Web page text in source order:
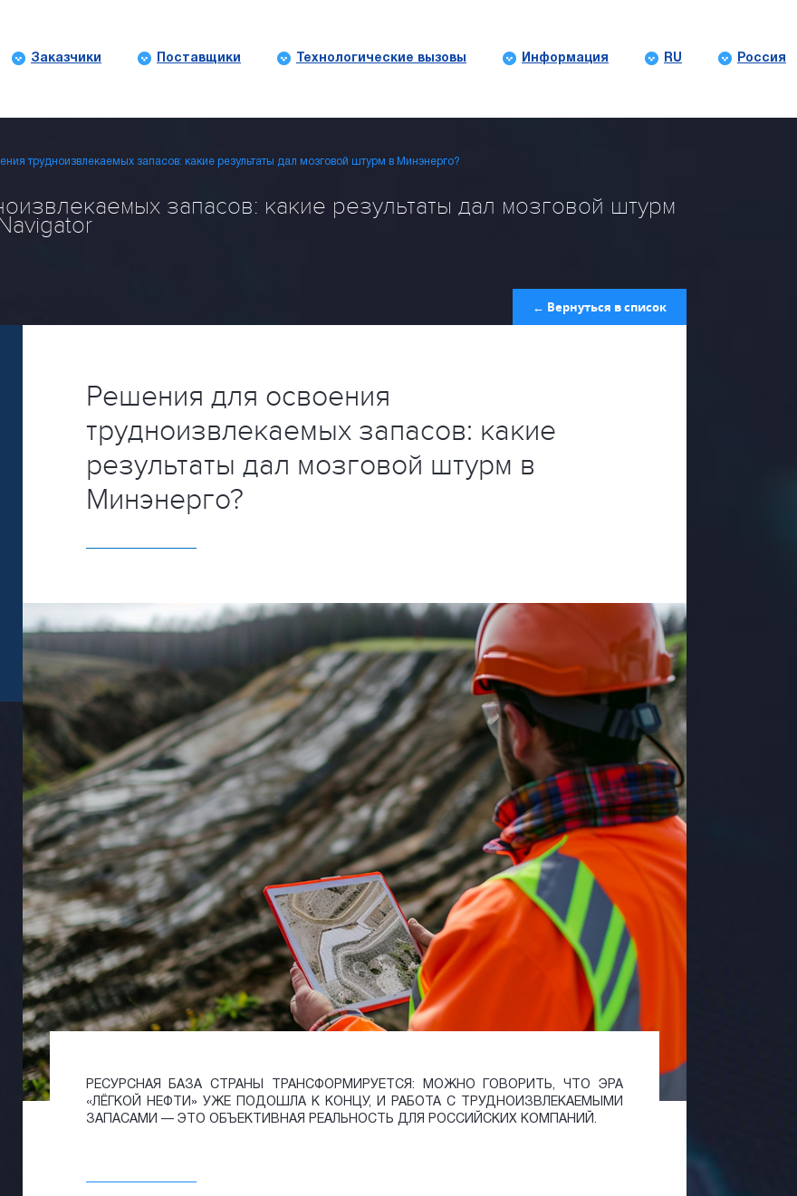
Заказчики Поставщики Технологические вызовы Информация RU Россия
трудноизвлекаемых запасов: какие результаты дал мозговой штурм в Минэнерго?
запасов: какие результаты дал мозговой штурм
← Вернуться в список
Решения для освоения
трудноизвлекаемых запасов: какие
результаты дал мозговой штурм в
Минэнерго?
РЕСУРСНАЯ БАЗА СТРАНЫ ТРАНСФОРМИРУЕТСЯ: МОЖНО ГОВОРИТЬ, ЧТО ЭРА
«ЛЁГКОЙ НЕФТИ» УЖЕ ПОДОШЛА К КОНЦУ, И РАБОТА С ТРУДНОИЗВЛЕКАЕМЫМИ
ЗАПАСАМИ — ЭТО ОБЪЕКТИВНАЯ РЕАЛЬНОСТЬ ДЛЯ РОССИЙСКИХ КОМПАНИЙ.